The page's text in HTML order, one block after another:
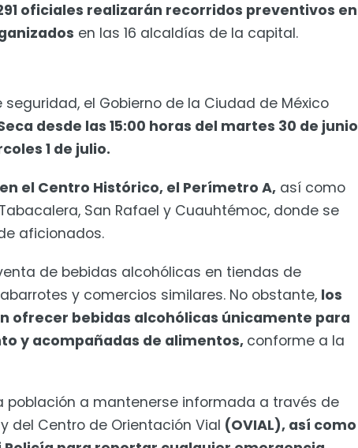
oficiales realizarán recorridos preventivos en
en las 16 alcaldías de la capital.
el Gobierno de la Ciudad de México
desde las 15:00 horas del martes 30 de junio
1 de julio.
el Centro Histórico, el Perímetro A, así como
San Rafael y Cuauhtémoc, donde se
aficionados.
de bebidas alcohólicas en tiendas de
y comercios similares. No obstante, los
ofrecer bebidas alcohólicas únicamente para
y acompañadas de alimentos, conforme a la
población a mantenerse informada a través de
del Centro de Orientación Vial (OVIAL), así como